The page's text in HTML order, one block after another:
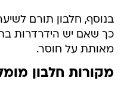
בנוסף, חלבון תורם
כך שאם יש הידרדרות
מאותת על חוסר.
מקורות חלבון